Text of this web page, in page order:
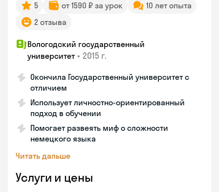
5 от 1590 ₽ за урок
10 лет опыта
2 отзыва
Вологодский государственный
университет • 2015 г.
Окончила Государственный университет с
отличием
Использует личностно-ориентированный
подход в обучении
Помогает развеять миф о сложности
немецкого языка
Читать дальше
Услуги и цены